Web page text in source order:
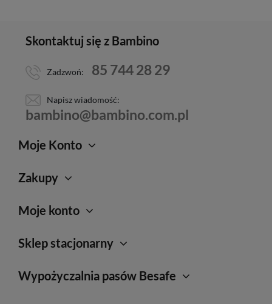
Skontaktuj się z Bambino
Zadzwoń: 85 744 28 29
Napisz wiadomość:
bambino@bambino.com.pl
Moje Konto
Zakupy
Moje konto
Sklep stacjonarny
Wypożyczalnia pasów Besafe